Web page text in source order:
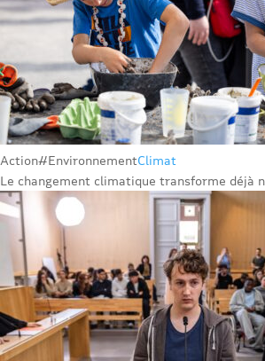
Action#EnvironnementClimat
Le changement climatique transforme déjà